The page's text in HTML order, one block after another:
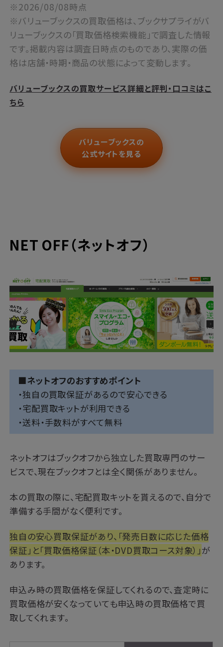
※2026/08/08時点
※バリューブックスの買取価格は、ブックサプライがバ
リューブックスの「買取価格検索機能」で調査した情報
です。掲載内容は調査日時点のものであり、実際の価
格は店舗・時期・商品の状態によって変動します。
バリューブックスの買取サービス詳細と評判・口コミはこ
ちら
バリューブックスの
公式サイトを見る
NET OFF（ネットオフ）
■ネットオフのおすすめポイント
・独自の買取保証があるので安心できる
・宅配買取キットが利用できる
・送料・手数料がすべて無料
ネットオフはブックオフから独立した買取専門のサー
ビスで、現在ブックオフとは全く関係がありません。
本の買取の際に、宅配買取キットを貰えるので、自分で
準備する手間がなく便利です。
独自の安心買取保証があり、「発売日数に応じた価格
保証」と「買取価格保証（本・DVD買取コース対象）」が
あります。
申込み時の買取価格を保証してくれるので、査定時に
買取価格が安くなっていても申込時の買取価格で買
取してくれます。